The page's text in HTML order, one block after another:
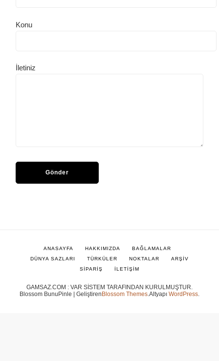
Konu
İletiniz
GAMSAZ.COM : VAR SİSTEM TARAFINDAN KURULMUŞTUR.
Blossom BunuPinle | Geliştiren Blossom Themes .Altyapı WordPress
ANASAYFA HAKKIMIZDA
BAĞLAMALAR
DÜNYA SAZLARI
TÜRKÜLER NOKTALAR
ARŞİV
SİPARİŞ
İLETİŞİM